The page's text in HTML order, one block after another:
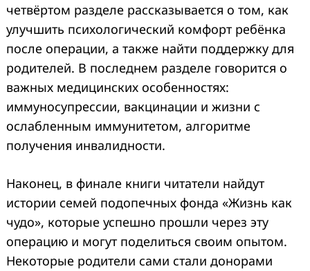
четвёртом разделе рассказывается о том, как
улучшить психологический комфорт ребёнка
после операции, а также найти поддержку для
родителей. В последнем разделе говорится о
важных медицинских особенностях:
иммуносупрессии, вакцинации и жизни с
ослабленным иммунитетом, алгоритме
получения инвалидности.
Наконец, в финале книги читатели найдут
истории семей подопечных фонда «Жизнь как
чудо», которые успешно прошли через эту
операцию и могут поделиться своим опытом.
Некоторые родители сами стали донорами